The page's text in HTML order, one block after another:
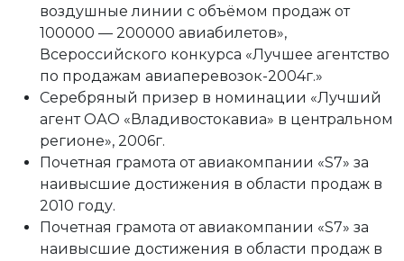
воздушные линии с объёмом продаж от
100000 — 200000 авиабилетов»,
Всероссийского конкурса «Лучшее агентство
по продажам авиаперевозок-2004г.»
Серебряный призер в номинации «Лучший
агент ОАО «Владивостокавиа» в центральном
регионе», 2006г.
Почетная грамота от авиакомпании «S7» за
наивысшие достижения в области продаж в
2010 году.
Почетная грамота от авиакомпании «S7» за
наивысшие достижения в области продаж в